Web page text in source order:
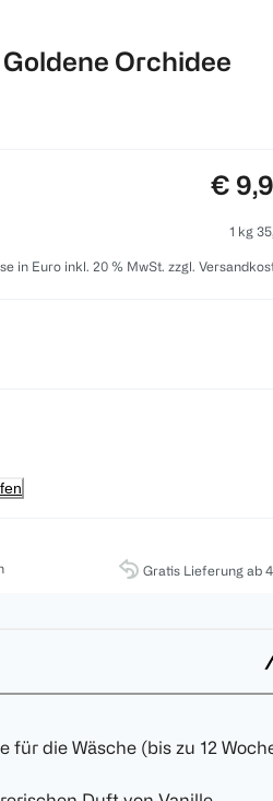
Orchidee
€
1 kg
in Euro inkl. 20 % MwSt. zzgl.
Gratis Lieferung ab
für die Wäsche (bis zu 12